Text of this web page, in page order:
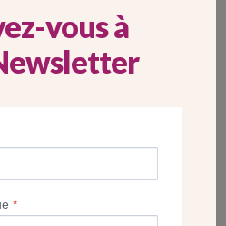
vous à
*